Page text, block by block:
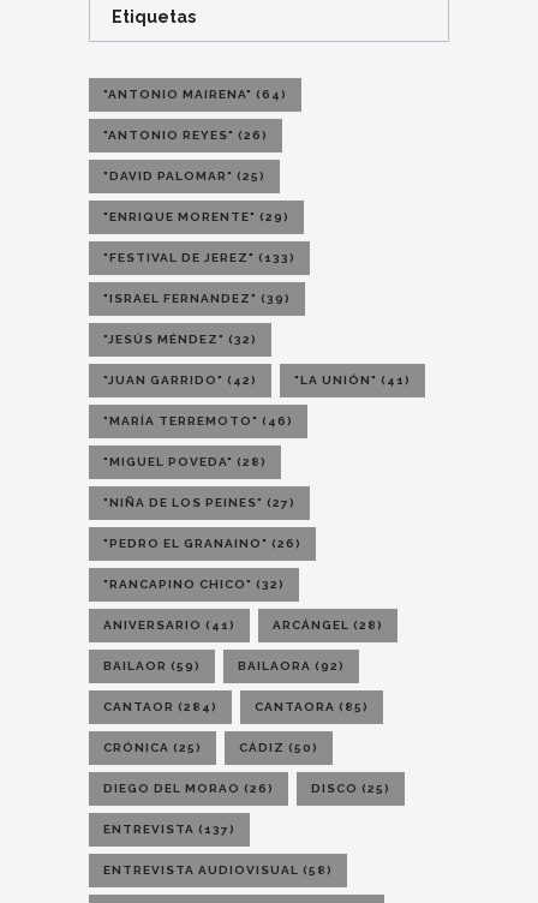
Etiquetas
"ANTONIO MAIRENA" (64)
"ANTONIO REYES" (26)
"DAVID PALOMAR" (25)
"ENRIQUE MORENTE" (29)
"FESTIVAL DE JEREZ" (133)
"ISRAEL FERNANDEZ" (39)
"JESÚS MÉNDEZ" (32)
"JUAN GARRIDO" (42) "LA UNIÓN" (41)
"MARÍA TERREMOTO" (46)
"MIGUEL POVEDA" (28)
"NIÑA DE LOS PEINES" (27)
"PEDRO EL GRANAINO" (26)
"RANCAPINO CHICO" (32)
ANIVERSARIO (41) ARCÁNGEL (28)
BAILAOR (59) BAILAORA (92)
CANTAOR (284) CANTAORA (85)
CRÓNICA (25) CÁDIZ (50)
DIEGO DEL MORAO (26) DISCO (25)
ENTREVISTA (137)
ENTREVISTA AUDIOVISUAL (58)